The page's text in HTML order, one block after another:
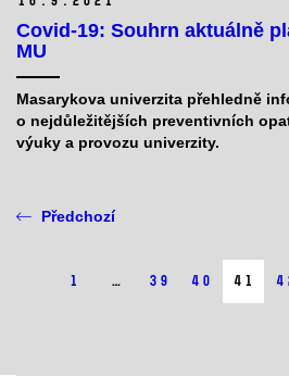
Covid-19: Souhrn aktuálně
MU
Masarykova univerzita přehledně
o nejdůležitějších preventivních
výuky a provozu univerzity.
Předchozí
1 … 39 40 41